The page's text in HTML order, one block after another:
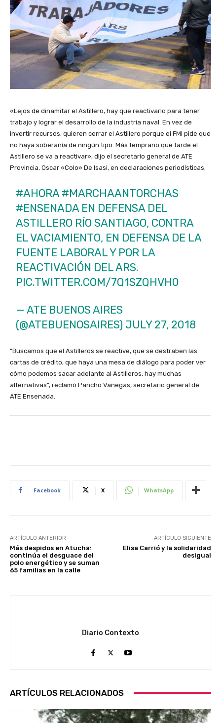
«Lejos de dinamitar el Astillero, hay que reactivarlo para tener
trabajo y lograr el desarrollo de la industria naval. En vez de
invertir recursos, quieren cerrar el Astillero porque el FMI pide que
no haya soberanía de ningún tipo. Más temprano que tarde el
Astillero se va a reactivar», dijo el secretario general de ATE
Provincia, Oscar «Colo» De Isasi, en declaraciones periodísticas.
#AHORA #MARCHAANTORCHAS
#ENSENADAEN DEFENSA DEL
ASTILLERO RÍO SANTIAGO, CONTRA
EL VACIAMIENTO, EN DEFENSA DE LA
FUENTE LABORAL Y POR LA
REACTIVACIÓN DEL ARS.
PIC.TWITTER.COM/7Q1SZQHVH0
— ATE BUENOS AIRES
(@ATEBUENOSAIRES) JULY 27, 2018
“Buscamos que el Astilleros se reactive, que se destraben las
cartas de crédito, que haya una mesa de diálogo para poder ver
cómo podemos sacar adelante al Astilleros, hay muchas
alternativas”, reclamó Pancho Vanegas, secretario general de
ATE Ensenada.
Facebook X WhatsApp
ARTÍCULO ANTERIOR
Más despidos en Atucha:
continúa el desguace del
polo energético y se suman
65 familias en la calle
ARTÍCULO SIGUIENTE
Elisa Carrió y la solidaridad
desigual
Diario Contexto
ARTÍCULOS RELACIONADOS